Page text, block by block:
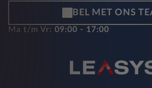
BEL MET ONS
Ma t/m Vr: 09:00 - 17:00